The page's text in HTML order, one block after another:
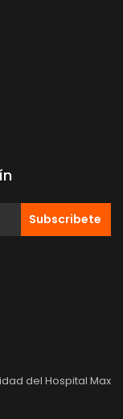
Subscribete
del Hospital Max